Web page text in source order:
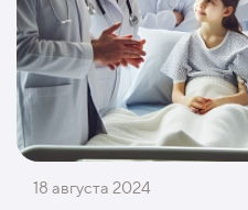
18 августа 2024